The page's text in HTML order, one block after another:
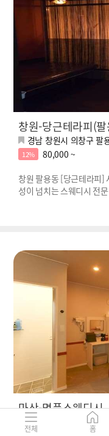
창원-당근테라피(
경남 창원시 의창구 팔
12%
80,000 ~
창원 팔용동 [당근테라피]
성이 넘치는 스웨디시 전
마산-명품스웨디시
경남 창원시 마산합포
전체 홈